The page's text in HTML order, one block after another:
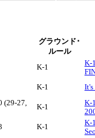
グラウンド･
ルール
K-1
K-
K-1
It's
(29-27,
K-1
K-
K-1
K-